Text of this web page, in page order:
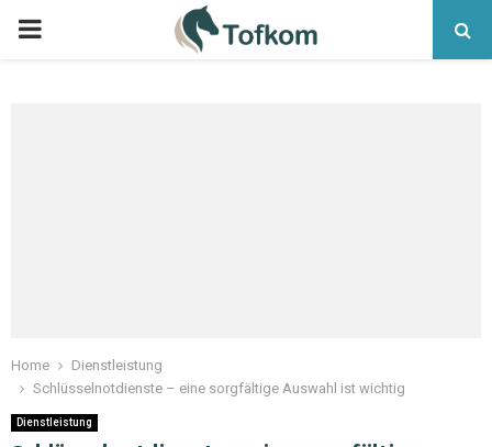
Home
Dienstleistung
Schlüsselnotdienste – eine sorgfältige Auswahl ist wichtig
Dienstleistung